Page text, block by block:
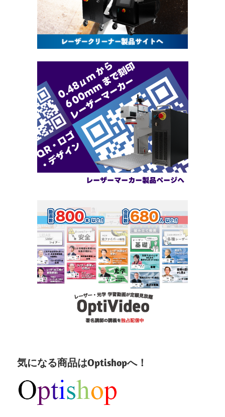
気になる商品はOptishopへ！